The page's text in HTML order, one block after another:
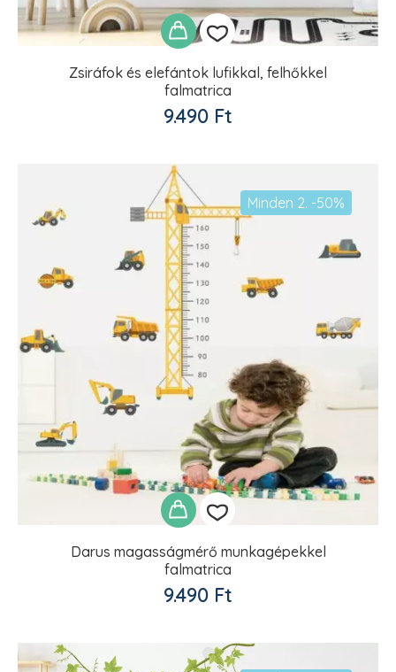
Zsiráfok és elefántok lufikkal, felhőkkel
falmatrica
9.490 Ft
Kedvencekhez
Darus magasságmérő munkagépekkel
falmatrica
9.490 Ft
Minden 2. -50%
Kedvencekhez